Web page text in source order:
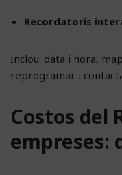
Recordatoris
Inclou: data i hora,
reprogramar i
Costos del
empreses: